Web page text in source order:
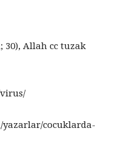
Allah cc tuzak
yazarlar/cocuklarda-